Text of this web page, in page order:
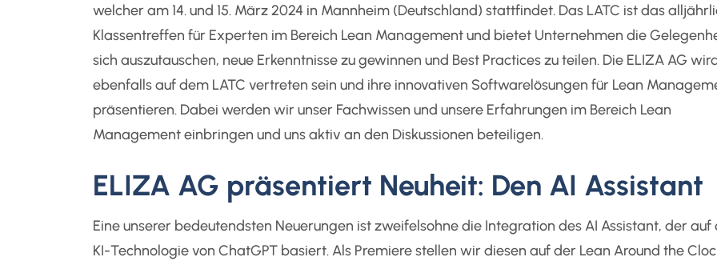
welcher am 14. und 15. März 2024 in Mannheim (Deutschland) stattfindet. Das LATC ist das
Klassentreffen für Experten im Bereich Lean Management und bietet Unternehmen die
sich auszutauschen, neue Erkenntnisse zu gewinnen und Best Practices zu teilen. Die ELIZA AG
ebenfalls auf dem LATC vertreten sein und ihre innovativen Softwarelösungen für Lean
präsentieren. Dabei werden wir unser Fachwissen und unsere Erfahrungen im Bereich Lean
Management einbringen und uns aktiv an den Diskussionen beteiligen.
ELIZA AG präsentiert Neuheit: Den AI Assistant
Eine unserer bedeutendsten Neuerungen ist zweifelsohne die Integration des AI Assistant, der auf
KI-Technologie von ChatGPT basiert. Als Premiere stellen wir diesen auf der Lean Around the